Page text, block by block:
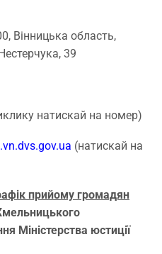
Вінницька область,
39
натискай на номер)
(натискай на
прийому громадян
Міністерства юстиції